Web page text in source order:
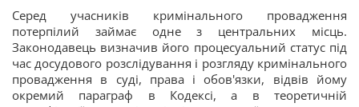
Серед учасників кримінального провадження
потерпілий займає одне з центральних місць.
Законодавець визначив його процесуальний статус під
час досудового розслідування і розгляду кримінального
провадження в суді, права і обов'язки, відвів йому
окремий параграф в Кодексі, а в теоретичній